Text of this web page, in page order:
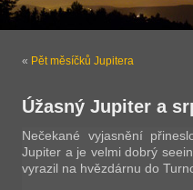
« Pět měsíčků Jupitera
Úžasný Jupiter a
Nečekané vyjasnění
Jupiter a je velmi dobrý
vyrazil na hvězdárnu do